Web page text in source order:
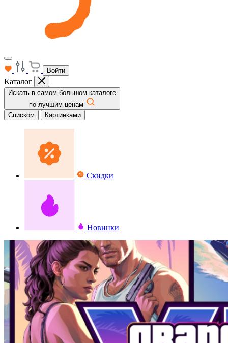
Войти
Каталог
Искать в самом большом каталоге
по лучшим ценам
Списком
Картинками
Скидки
Новинки